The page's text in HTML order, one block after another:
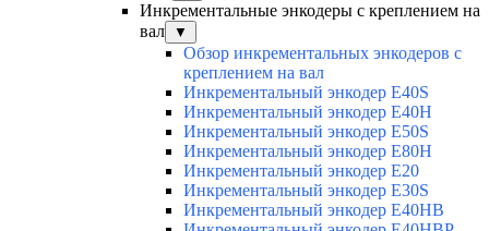
Инкрементальные энкодеры с креплением на
вал
▼
Обзор инкрементальных энкодеров с
креплением на вал
Инкрементальный энкодер E40S
Инкрементальный энкодер E40H
Инкрементальный энкодер E50S
Инкрементальный энкодер E80H
Инкрементальный энкодер E20
Инкрементальный энкодер E30S
Инкрементальный энкодер E40HB